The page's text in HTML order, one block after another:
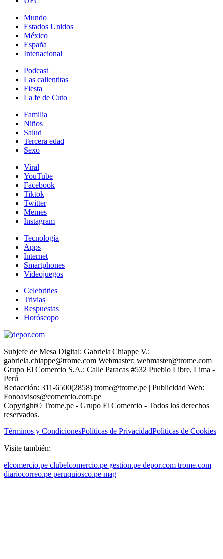
Mundo
Estados Unidos
México
España
Intenacional
Podcast
Las calientitas
Fiesta
La fe de Cuto
Familia
Niños
Salud
Tercera edad
Sexo
Viral
YouTube
Facebook
Tiktok
Twitter
Memes
Instagram
Tecnología
Apps
Internet
Smartphones
Videojuegos
Celebrities
Trivias
Respuestas
Horóscopo
Subjefe de Mesa Digital: Gabriela Chiappe V.:
gabriela.chiappe@trome.com Webmaster: webmaster@trome.com
Grupo El Comercio S.A.: Calle Paracas #532 Pueblo Libre, Lima -
Perú
Redacción: 311-6500(2858) trome@trome.pe | Publicidad Web:
Fonoavisos@comercio.com.pe
Copyright© Trome.pe - Grupo El Comercio - Todos los derechos
reservados.
Términos y CondicionesPolíticas de PrivacidadPoliticas de Cookies
Visite también:
elcomercio.pe clubelcomercio.pe gestion.pe depor.com trome.com
diariocorreo.pe peruquiosco.pe mag